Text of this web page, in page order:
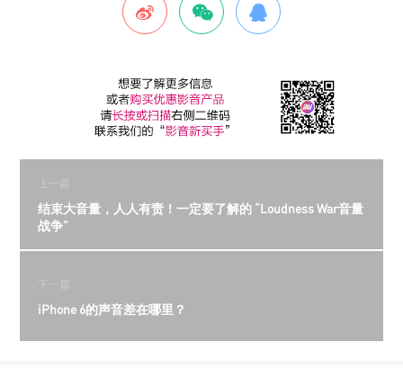
上一篇
结束大音量，人人有责！一定要了解的 “Loudness War音量
战争”
下一篇
iPhone 6的声音差在哪里？